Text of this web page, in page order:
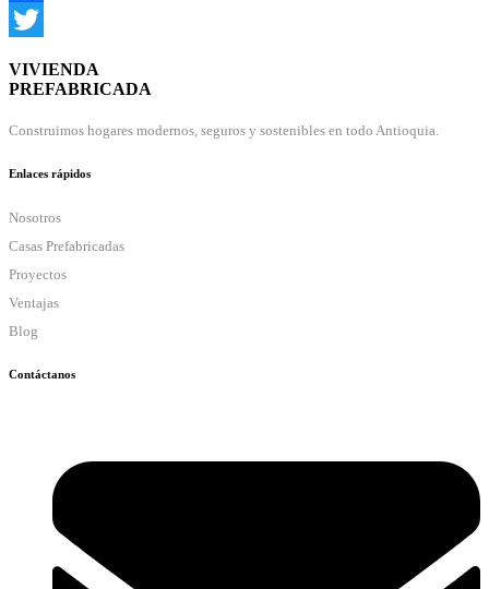
Facebook
VIVIENDA
PREFABRICADA
Construimos hogares modernos, seguros y sostenibles en todo Antioquia.
Enlaces rápidos
Nosotros
Casas Prefabricadas
Proyectos
Ventajas
Blog
Contáctanos